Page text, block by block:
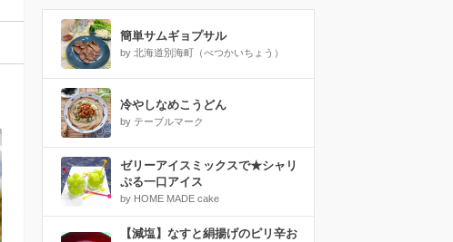
簡単サムギョプサル
by 北海道別海町（べつかいちょう）
冷やしなめこうどん
by テーブルマーク
ゼリーアイスミックスで★シャリ
ぷる一口アイス
by HOME MADE cake
【減塩】なすと絹揚げのピリ辛お